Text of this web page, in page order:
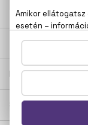
ÉRTÉKELÉSEK (0)
SZÁLLÍTÁS